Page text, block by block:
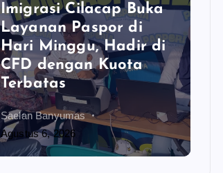
Imigrasi Cilacap Buka
Layanan Paspor di
Hari Minggu, Hadir di
CFD dengan Kuota
Terbatas
Saelan Banyumas
Agustus 6, 2026